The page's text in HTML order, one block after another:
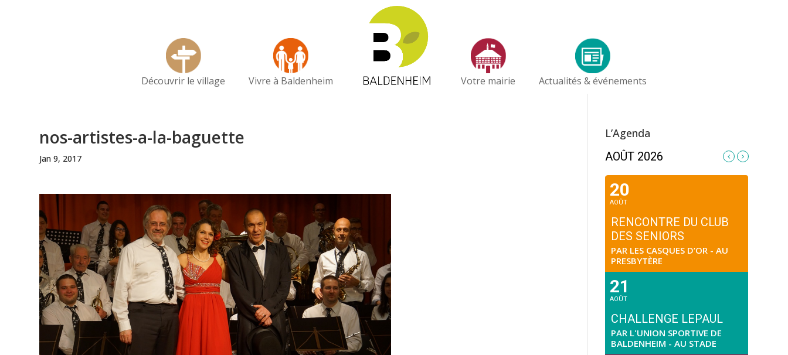
Découvrir le village Vivre à Baldenheim Votre mairie Actualités & événements
nos-artistes-a-la-baguette
Jan 9, 2017
L’Agenda
AOÛT 2026
20
AOÛT
RENCONTRE DU CLUB
DES SENIORS
PAR LES CASQUES D’OR - AU
PRESBYTÈRE
21
AOÛT
CHALLENGE LEPAUL
PAR L'UNION SPORTIVE DE
BALDENHEIM - AU STADE